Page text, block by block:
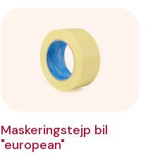
Maskeringstejp bil
"european"